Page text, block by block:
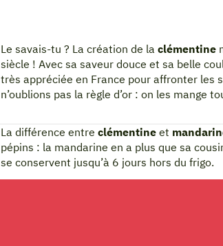
Le savais-tu ? La création de la clémentine
siècle ! Avec sa saveur douce et sa belle
très appréciée en France pour affronter les
n’oublions pas la règle d’or : on les mange
La différence entre clémentine et
pépins : la mandarine en a plus que sa
se conservent jusqu’à 6 jours hors du frigo.